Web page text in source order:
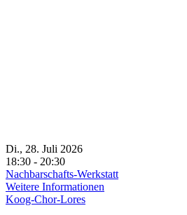
Di., 28. Juli 2026
18:30 - 20:30
Nachbarschafts-Werkstatt
Weitere Informationen
Koog-Chor-Lores